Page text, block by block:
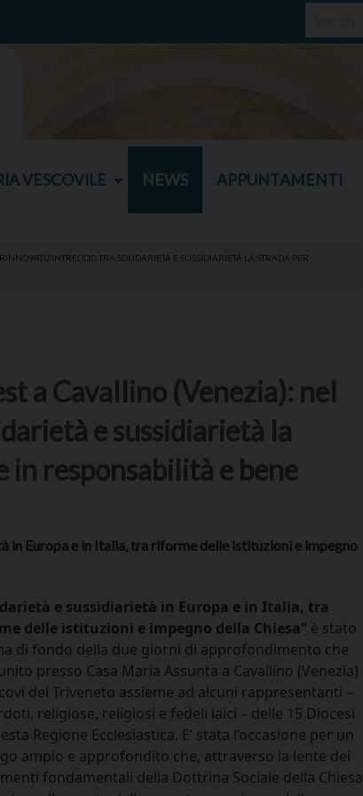
VESCOVILE NEWS APPUNTAMENTI
INTRECCIO TRA SOLIDARIETÀ E SUSSIDIARIETÀ LA STRADA PER
a Cavallino (Venezia): nel
e sussidiarietà la
in responsabilità e bene
in Europa e in Italia, tra riforme delle istituzioni e impegno
e sussidiarietà in Europa e in Italia, tra
delle istituzioni e impegno della Chiesa” è stato
di fondo della due giorni di approfondimento che
presso Casa Maria Assunta a Cavallino (Venezia)
del Triveneto assieme ad alcuni rappresentanti –
religiose, religiosi e fedeli laici – delle 15 Diocesi
Regione Ecclesiastica. E’ stata l’occasione per un
ampio e approfondito che, attraverso la lente dei
fondamentali della Dottrina Sociale della Chiesa